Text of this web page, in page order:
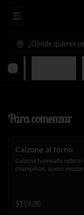
Abrir menu de
¿Dónde quieres
Para comenzar
Calzone al forno
Calzone horneado relleno
champiñón, queso
$159.00